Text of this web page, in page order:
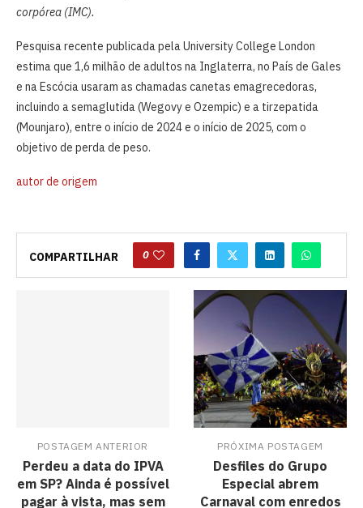
corpórea (IMC).
Pesquisa recente publicada pela University College London
estima que 1,6 milhão de adultos na Inglaterra, no País de Gales
e na Escócia usaram as chamadas canetas emagrecedoras,
incluindo a semaglutida (Wegovy e Ozempic) e a tirzepatida
(Mounjaro), entre o início de 2024 e o início de 2025, com o
objetivo de perda de peso.
autor de origem
COMPARTILHAR 0
POSTAGEM ANTERIOR
Perdeu a data do IPVA
em SP? Ainda é possível
pagar à vista, mas sem
PRÓXIMA POSTAGEM
Desfiles do Grupo
Especial abrem
Carnaval com enredos